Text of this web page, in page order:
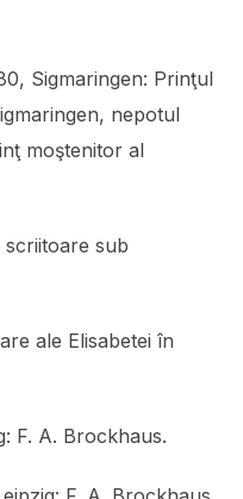
Sigmaringen: Prinţul
nepotul
moştenitor al
scriitoare sub
ale Elisabetei în
F. A. Brockhaus.